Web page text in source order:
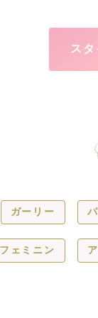
ス
ガーリー
フェミニン